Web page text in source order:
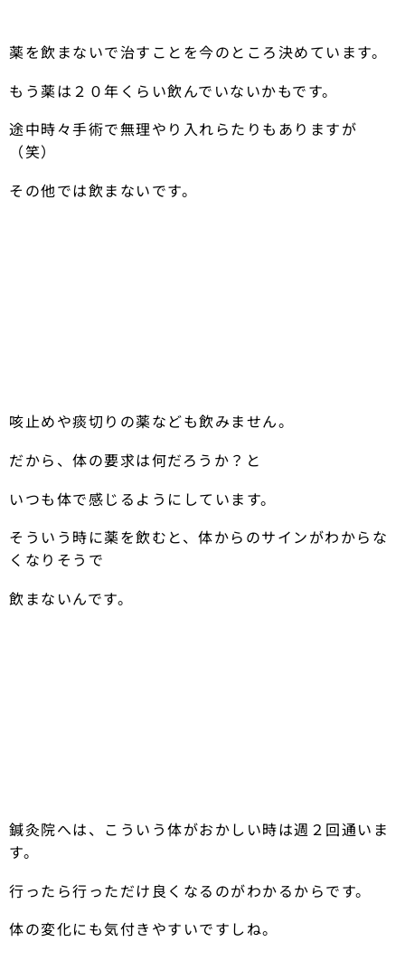
薬を飲まないで治すことを今のところ決めています。
もう薬は２０年くらい飲んでいないかもです。
途中時々手術で無理やり入れらたりもありますが
（笑）
その他では飲まないです。
咳止めや痰切りの薬なども飲みません。
だから、体の要求は何だろうか？と
いつも体で感じるようにしています。
そういう時に薬を飲むと、体からのサインがわからな
くなりそうで
飲まないんです。
鍼灸院へは、こういう体がおかしい時は週２回通いま
す。
行ったら行っただけ良くなるのがわかるからです。
体の変化にも気付きやすいですしね。